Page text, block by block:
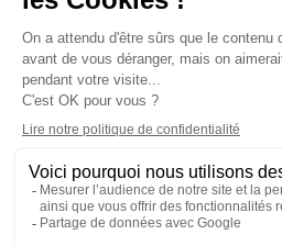
COMATEC
Boulevard François-
11000
POLITIQUE DE
POLITIQUE EN MATIÈRE